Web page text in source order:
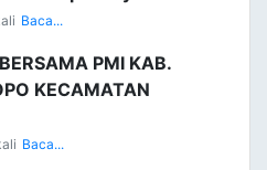
Baca...
PMI KAB.
KECAMATAN
Baca...